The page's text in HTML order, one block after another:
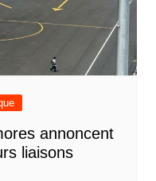
annoncent
liaisons